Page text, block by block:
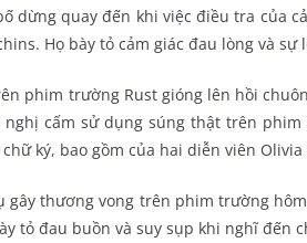
dừng quay đến khi việc điều tra của
Họ bày tỏ cảm giác đau lòng và
phim trường Rust gióng lên hồi
nghị cấm sử dụng súng thật trên
ký, bao gồm của hai diễn viên
gây thương vong trên phim trường
tỏ đau buồn và suy sụp khi nghĩ đến